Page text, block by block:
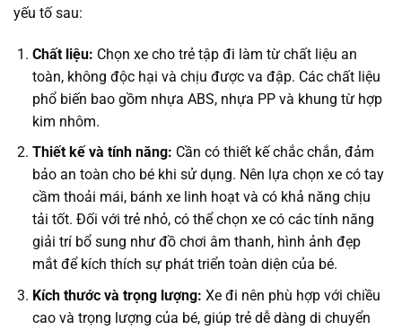
yếu tố sau:
Chất liệu: Chọn xe cho trẻ tập đi làm từ chất liệu an
toàn, không độc hại và chịu được va đập. Các chất liệu
phổ biến bao gồm nhựa ABS, nhựa PP và khung từ hợp
kim nhôm.
Thiết kế và tính năng: Cần có thiết kế chắc chắn, đảm
bảo an toàn cho bé khi sử dụng. Nên lựa chọn xe có tay
cầm thoải mái, bánh xe linh hoạt và có khả năng chịu
tải tốt. Đối với trẻ nhỏ, có thể chọn xe có các tính năng
giải trí bổ sung như đồ chơi âm thanh, hình ảnh đẹp
mắt để kích thích sự phát triển toàn diện của bé.
Kích thước và trọng lượng: Xe đi nên phù hợp với chiều
cao và trọng lượng của bé, giúp trẻ dễ dàng di chuyển